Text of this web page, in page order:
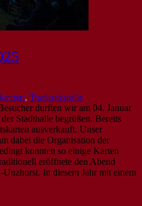
, Trachtenkapelle
durften wir am 04. Januar
Stadthalle begrüßen. Bereits
ausverkauft. Unser
dabei die Organisation der
konnten so einige Karten
eröffnete den Abend
In diesem Jahr mit einem